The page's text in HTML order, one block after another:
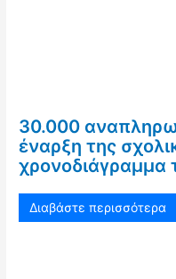
30.000
έναρξη της
Διαβάστε περισσότερα